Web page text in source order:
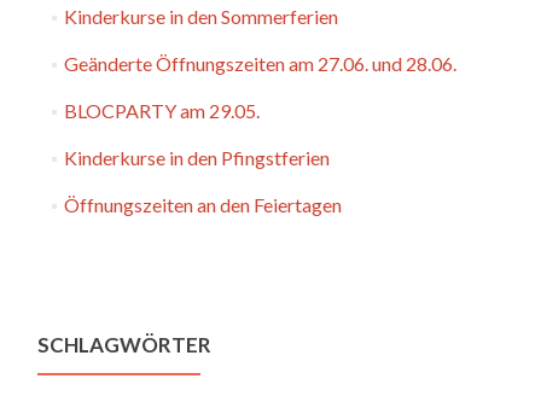
Kinderkurse in den Sommerferien
Geänderte Öffnungszeiten am 27.06. und 28.06.
BLOCPARTY am 29.05.
Kinderkurse in den Pfingstferien
Öffnungszeiten an den Feiertagen
SCHLAGWÖRTER